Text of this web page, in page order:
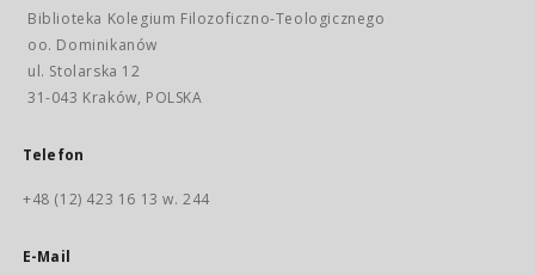
Biblioteka Kolegium Filozoficzno-Teologicznego
oo. Dominikanów
ul. Stolarska 12
31-043 Kraków, POLSKA
Telefon
+48 (12) 423 16 13 w. 244
E-Mail